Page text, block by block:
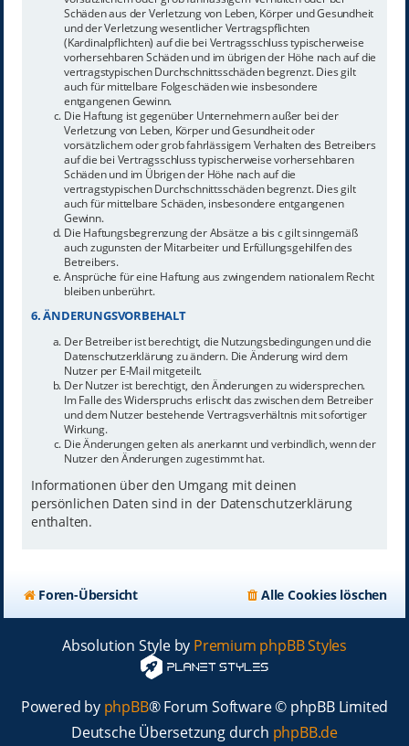
Schäden aus der Verletzung von Leben, Körper und Gesundheit
und der Verletzung wesentlicher Vertragspflichten
(Kardinalpflichten) auf die bei Vertragsschluss typischerweise
vorhersehbaren Schäden und im übrigen der Höhe nach auf die
vertragstypischen Durchschnittsschäden begrenzt. Dies gilt
auch für mittelbare Folgeschäden wie insbesondere
entgangenen Gewinn.
Die Haftung ist gegenüber Unternehmern außer bei der
Verletzung von Leben, Körper und Gesundheit oder
vorsätzlichem oder grob fahrlässigem Verhalten des Betreibers
auf die bei Vertragsschluss typischerweise vorhersehbaren
Schäden und im Übrigen der Höhe nach auf die
vertragstypischen Durchschnittsschäden begrenzt. Dies gilt
auch für mittelbare Schäden, insbesondere entgangenen
Gewinn.
Die Haftungsbegrenzung der Absätze a bis c gilt sinngemäß
auch zugunsten der Mitarbeiter und Erfüllungsgehilfen des
Betreibers.
Ansprüche für eine Haftung aus zwingendem nationalem Recht
bleiben unberührt.
6. ÄNDERUNGSVORBEHALT
Der Betreiber ist berechtigt, die Nutzungsbedingungen und die
Datenschutzerklärung zu ändern. Die Änderung wird dem
Nutzer per E-Mail mitgeteilt.
Der Nutzer ist berechtigt, den Änderungen zu widersprechen.
Im Falle des Widerspruchs erlischt das zwischen dem Betreiber
und dem Nutzer bestehende Vertragsverhältnis mit sofortiger
Wirkung.
Die Änderungen gelten als anerkannt und verbindlich, wenn der
Nutzer den Änderungen zugestimmt hat.
Informationen über den Umgang mit deinen
persönlichen Daten sind in der Datenschutzerklärung
enthalten.
Foren-Übersicht Alle Cookies löschen
Absolution Style by Premium phpBB Styles
Powered by phpBB® Forum Software © phpBB Limited
Deutsche Übersetzung durch phpBB.de